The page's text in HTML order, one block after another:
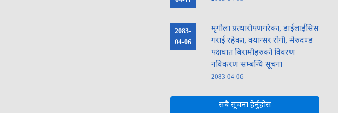
2083-
04-06
मृगौला प्रत्यारोपणगरेका, डाईलाईसिस
गराई रहेका, क्यान्सर रोगी, मेरुदण्ड
पक्षघात बिरामीहरुको विवरण
नविकरण सम्बन्धि सूचना
2083-04-06
सबै सूचना हेर्नुहोस